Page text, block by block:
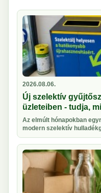
2026.08.06.
Új szelektív
üzleteiben - tudja,
Az elmúlt hónapokban
modern szelektív